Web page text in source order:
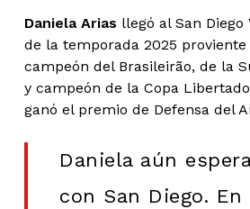
Daniela Arias llegó al San
de la temporada 2025
campeón del Brasileirão, de la
y campeón de la Copa
ganó el premio de Defensa del
Daniela aún
con San Diego. En